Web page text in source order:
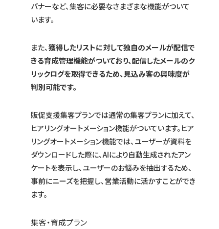
バナーなど、集客に必要なさまざまな機能がついて
います。
また、獲得したリストに対して独自のメールが配信で
きる育成管理機能がついており、配信したメールのク
リックログを取得できるため、見込み客の興味度が
判別可能です。
販促支援集客プランでは通常の集客プランに加えて、
ヒアリングオートメーション機能がついています。ヒア
リングオートメーション機能では、ユーザーが資料を
ダウンロードした際に、AIにより自動生成されたアン
ケートを表示し、ユーザーのお悩みを抽出するため、
事前にニーズを把握し、営業活動に活かすことができ
ます。
集客・育成プラン